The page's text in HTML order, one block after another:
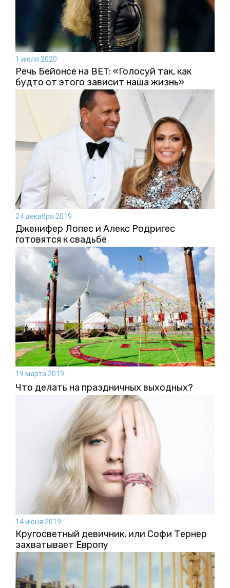
1 июля 2020
Речь Бейонсе на BET: «Голосуй так, как
будто от этого зависит наша жизнь»
24 декабря 2019
Дженифер Лопес и Алекс Родригес
готовятся к свадьбе
19 марта 2019
Что делать на праздничных выходных?
14 июня 2019
Кругосветный девичник, или Софи Тернер
захватывает Европу